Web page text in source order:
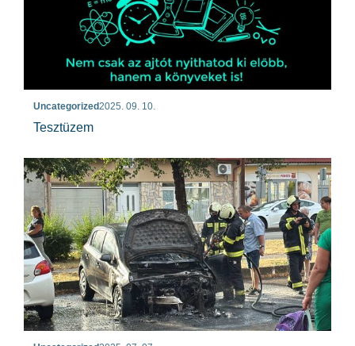
Uncategorized2025. 09. 10.
Tesztüzem